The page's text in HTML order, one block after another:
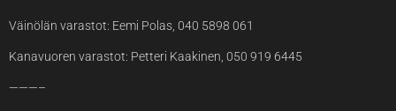
Väinölän varastot: Eemi Polas, 040 5898 061
Kanavuoren varastot: Petteri Kaakinen, 050 919 6445
———–